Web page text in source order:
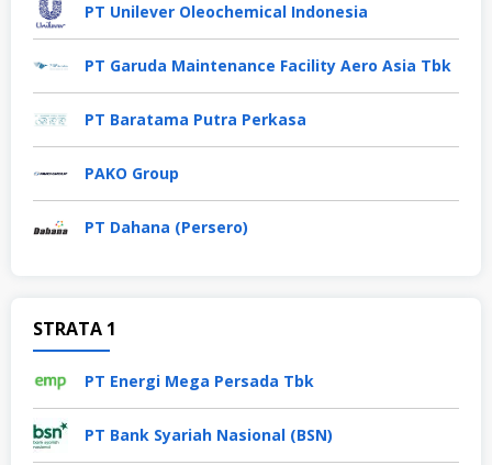
PT Unilever Oleochemical Indonesia
PT Garuda Maintenance Facility Aero Asia Tbk
PT Baratama Putra Perkasa
PAKO Group
PT Dahana (Persero)
STRATA 1
PT Energi Mega Persada Tbk
PT Bank Syariah Nasional (BSN)